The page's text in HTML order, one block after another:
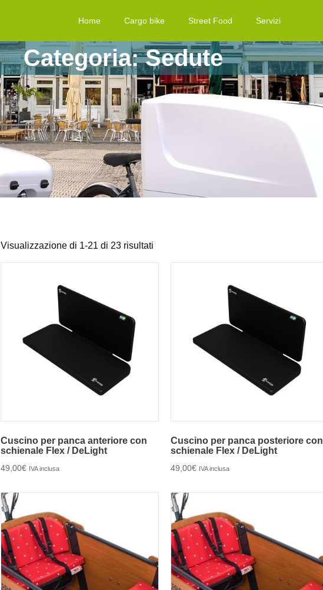
Home Cargo bike Street Food Servizi
Categoria: Sedute
Visualizzazione di 1-21 di 23 risultati
Cuscino per panca anteriore con
schienale Flex / DeLight
49,00€ IVA inclusa
Cuscino per panca posteriore con
schienale Flex / DeLight
49,00€ IVA inclusa